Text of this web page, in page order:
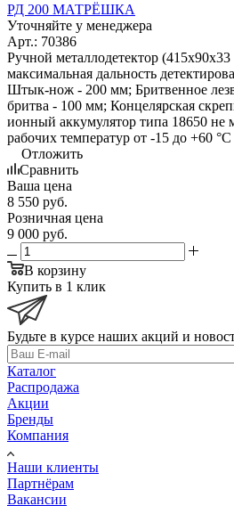
РД 200 МАТРЁШКА
Уточняйте у менеджера
Арт.: 70386
Ручной металлодетектор
максимальная дальность
Штык-нож - 200 мм; Бритвенное
бритва - 100 мм; Концелярская
ионный аккумулятор типа 18650 не
рабочих температур от -15 до +60
Отложить
Сравнить
Ваша цена
8 550 руб.
Розничная цена
9 000 руб.
В корзину
Купить в 1 клик
Будьте в курсе наших акций и
Каталог
Распродажа
Акции
Бренды
Компания
Наши клиенты
Партнёрам
Вакансии